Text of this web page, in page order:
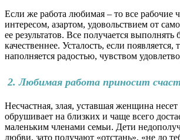
Если же работа любимая – то все рабочие
интересом, азартом, удовольствием от
ее результатов. Все получается выполнять
качественнее. Усталость, если
наполняется радостью, чувством
2. Любимая работа приносит
Несчастная, злая, уставшая женщина несет
обрушивает на близких и чаще всего
маленьким членами семьи. Дети
любви, зато получают «отстань», «не до